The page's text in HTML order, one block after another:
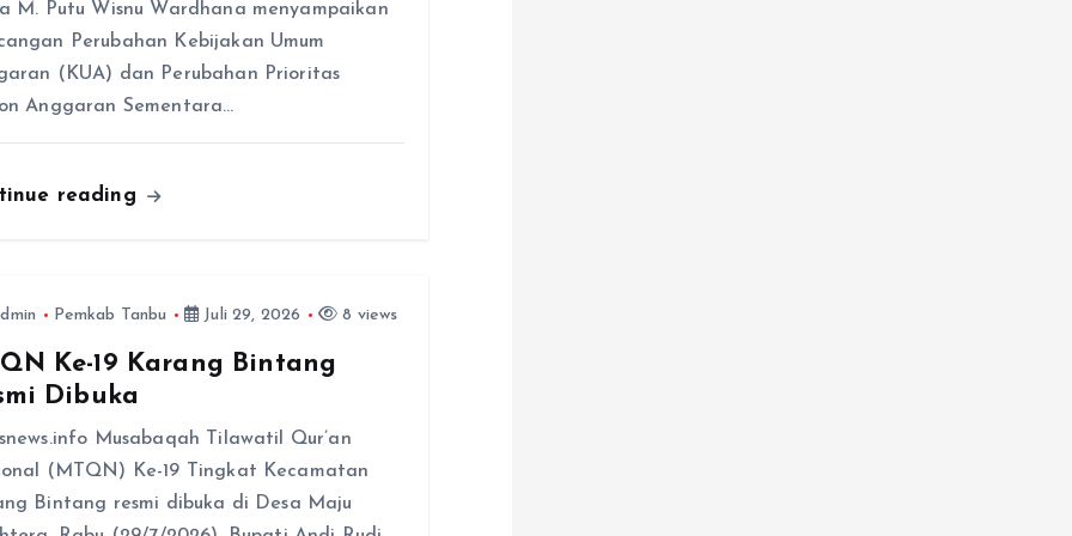
M. Putu Wisnu Wardhana menyampaikan
Perubahan Kebijakan Umum
(KUA) dan Perubahan Prioritas
Anggaran Sementara…
reading
Pemkab Tanbu Juli 29, 2026 8 views
Ke-19 Karang Bintang
Dibuka
Musabaqah Tilawatil Qur’an
(MTQN) Ke-19 Tingkat Kecamatan
Bintang resmi dibuka di Desa Maju